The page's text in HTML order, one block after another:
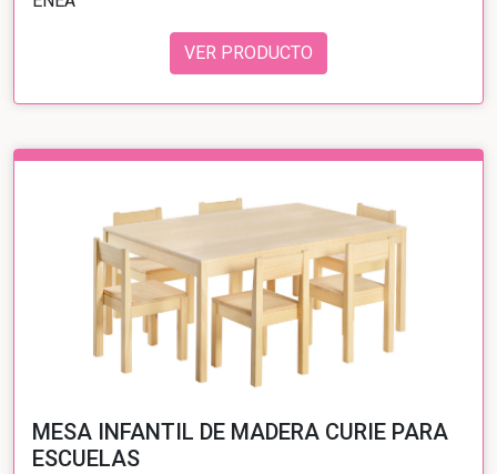
VER PRODUCTO
MESA INFANTIL DE MADERA CURIE PARA
ESCUELAS